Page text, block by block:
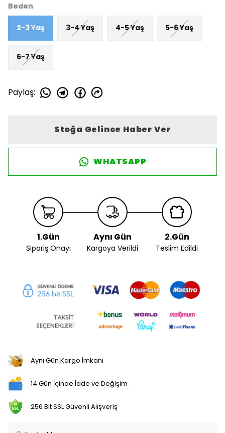
Beden
2-3 Yaş 3-4 Yaş 4-5 Yaş 5-6 Yaş
6-7 Yaş
Paylaş:
Stoğa Gelince Haber Ver
WHATSAPP
1.Gün
Sipariş Onayı
Aynı Gün
Kargoya Verildi
2.Gün
Teslim Edildi
Aynı Gün Kargo İmkanı
14 Gün İçinde İade ve Değişim
256 Bit SSL Güvenli Alışveriş